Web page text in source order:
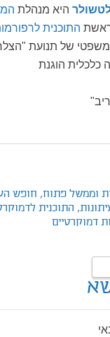
היא מנהלת
התוכנית
של תנועת
כלכלית הוגנת
וממשל פתוח, חופש
התוכנית
דמוקרטיים